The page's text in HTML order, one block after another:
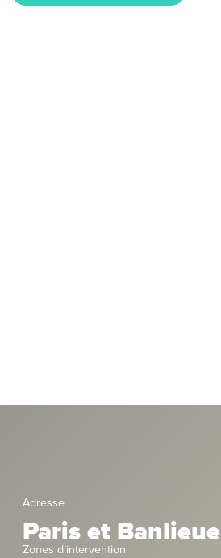
Adresse
Paris et Banlieue
Zones d’intervention